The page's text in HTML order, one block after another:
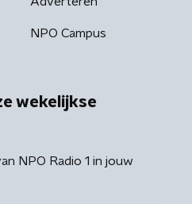
NPO Campus
wekelijkse
NPO Radio 1 in jouw